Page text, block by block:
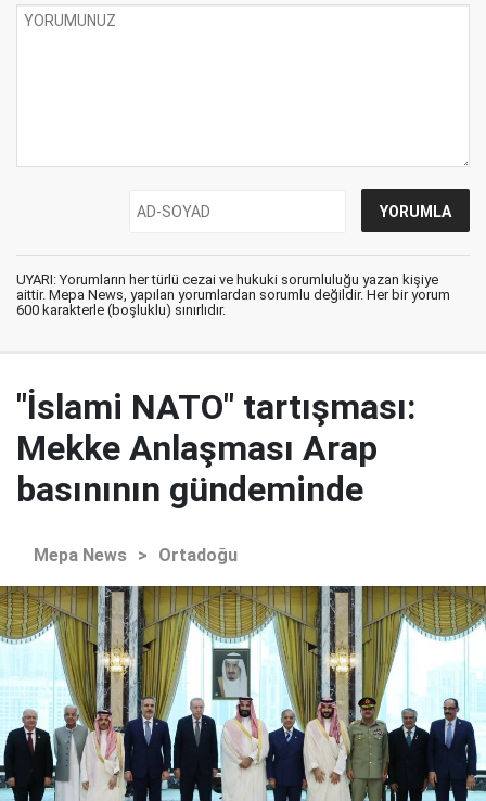
UYARI: Yorumların her türlü cezai ve hukuki sorumluluğu yazan kişiye
aittir. Mepa News, yapılan yorumlardan sorumlu değildir. Her bir yorum
600 karakterle (boşluklu) sınırlıdır.
"İslami NATO" tartışması:
Mekke Anlaşması Arap
basınının gündeminde
Mepa News > Ortadoğu